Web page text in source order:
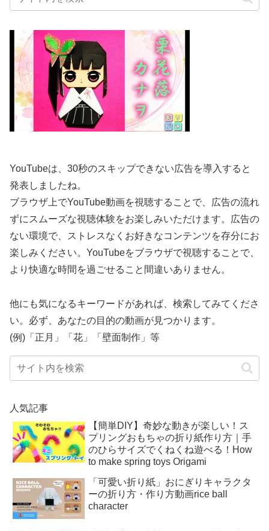
YouTubeは、30秒のスキップできない広告を導入すると
発表しましたね。
ブラウザ上でYouTube動画を視聴することで、広告の流れ
ずにスムーズな視聴体験をお楽しみいただけます。広告の
ない環境で、ストレスなくお好きなコンテンツを存分にお
楽しみください。YouTubeをブラウザで視聴することで、
より快適な時間を過ごせること間違いありません。
他にも気になるキーワードがあれば、検索してみてくださ
い。必ず、あなたの目的の動画が見つかります。
(例)「正月」「花」「壁面制作」等
人気記事
【簡単DIY】奇妙な動きが楽しい！ス
プリングおもちゃの折り紙作り方｜手
のひらサイズでくねくね遊べる！How
to make spring toys Origami
「可愛い折り紙」おにぎりキャラクタ
ーの折り方・作り方動画rice ball
character